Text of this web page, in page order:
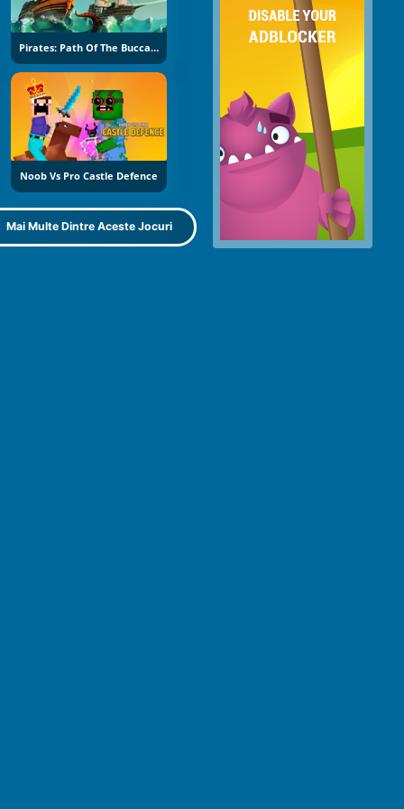
Pirates: Path Of The Buccaneer
Noob Vs Pro Castle Defence
Mai Multe Dintre Aceste Jocuri